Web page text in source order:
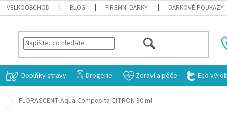
VELKOOBCHOD BLOG FIREMNÍ DÁRKY DÁRKOVÉ POUKAZY
HLEDAT
Doplňky stravy Drogerie Zdraví a péče Eco
FLORASCENT Aqua Composita CITRON 30 ml